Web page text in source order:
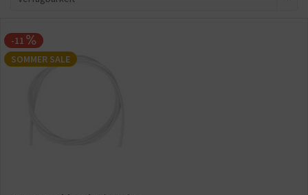
-11
SOMMER SALE